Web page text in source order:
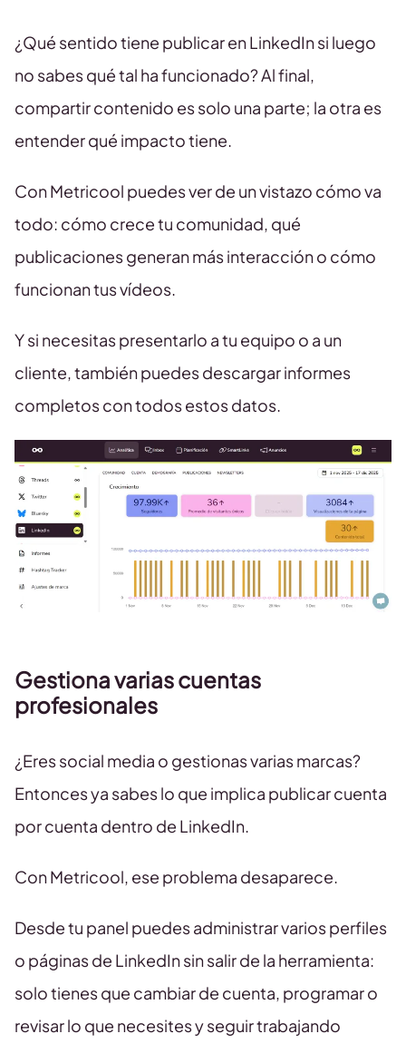
¿Qué sentido tiene publicar en LinkedIn si luego
no sabes qué tal ha funcionado? Al final,
compartir contenido es solo una parte; la otra es
entender qué impacto tiene.
Con Metricool puedes ver de un vistazo cómo va
todo: cómo crece tu comunidad, qué
publicaciones generan más interacción o cómo
funcionan tus vídeos.
Y si necesitas presentarlo a tu equipo o a un
cliente, también puedes descargar informes
completos con todos estos datos.
Gestiona varias cuentas
profesionales
¿Eres social media o gestionas varias marcas?
Entonces ya sabes lo que implica publicar cuenta
por cuenta dentro de LinkedIn.
Con Metricool, ese problema desaparece.
Desde tu panel puedes administrar varios perfiles
o páginas de LinkedIn sin salir de la herramienta:
solo tienes que cambiar de cuenta, programar o
revisar lo que necesites y seguir trabajando